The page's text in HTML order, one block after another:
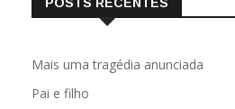
POSTS RECENTES
Mais uma tragédia anunciada
Pai e filho